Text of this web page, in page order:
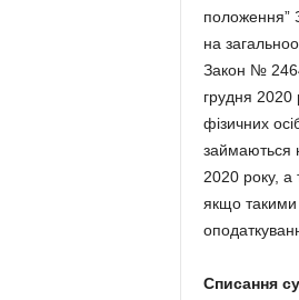
положення”
на
Закон №
грудня 2020
фізичних
займаються
2020 року, а
якщо такими
Списання